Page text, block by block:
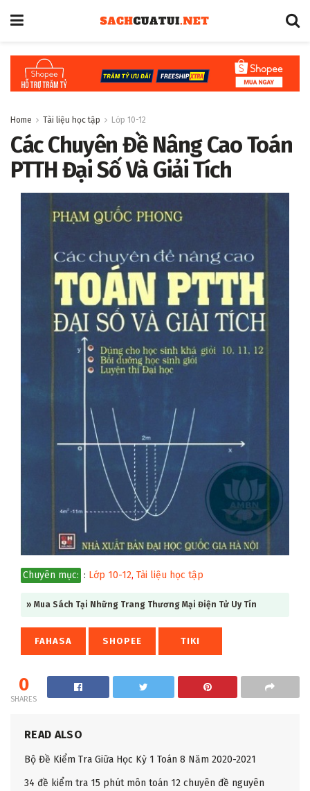
Home Tài liệu học tập Lớp 10-12
Các Chuyên Đề Nâng Cao Toán
PTTH Đại Số Và Giải Tích
Chuyên mục: : Lớp 10-12, Tài liệu học tập
» Mua Sách Tại Những Trang Thương Mại Điện Tử Uy Tín
FAHASA SHOPEE TIKI
0
SHARES
READ ALSO
Bộ Đề Kiểm Tra Giữa Học Kỳ 1 Toán 8 Năm 2020-2021
34 đề kiểm tra 15 phút môn toán 12 chuyên đề nguyên